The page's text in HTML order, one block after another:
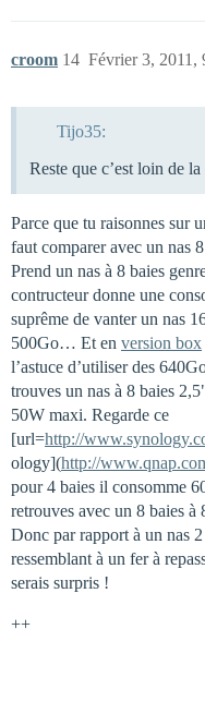
croom Février 3, 2011,
14
Tijo35:
Reste que c’est loin de
Parce que tu raisonnes sur
faut comparer avec un nas
Prend un nas à 8 baies
contructeur donne une
suprême de vanter un nas
500Go… Et en version box
l’astuce d’utiliser des
trouves un nas à 8 baies
50W maxi. Regarde ce
[url=http://
ology](http://
pour 4 baies il consomme
retrouves avec un 8 baies
Donc par rapport à un nas
ressemblant à un fer à
serais surpris !
++